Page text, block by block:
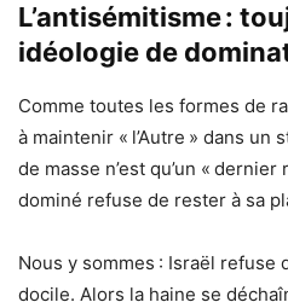
L’antisémitisme :
idéologie de
Comme toutes les formes de
à maintenir « l’Autre » dans
de masse n’est qu’un «
dominé refuse de rester à sa
Nous y sommes : Israël
docile. Alors la haine se